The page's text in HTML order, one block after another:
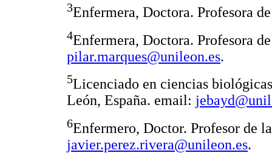
3Enfermera, Doctora. Profesora
4Enfermera, Doctora. Profesora
pilar.marques@unileon.es.
5Licenciado en ciencias
León, España. email:
6Enfermero, Doctor. Profesor de
javier.perez.rivera@unileon.es.